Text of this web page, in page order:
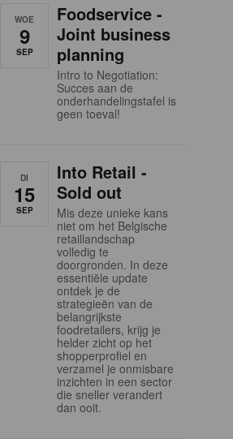
WOE
9
SEP
Foodservice -
Joint business
planning
Intro to Negotiation:
Succes aan de
onderhandelingstafel is
geen toeval!
DI
15
SEP
Into Retail -
Sold out
Mis deze unieke kans
niet om het Belgische
retaillandschap
volledig te
doorgronden. In deze
essentiële update
ontdek je de
strategieën van de
belangrijkste
foodretailers, krijg je
helder zicht op het
shopperprofiel en
verzamel je onmisbare
inzichten in een sector
die sneller verandert
dan ooit.